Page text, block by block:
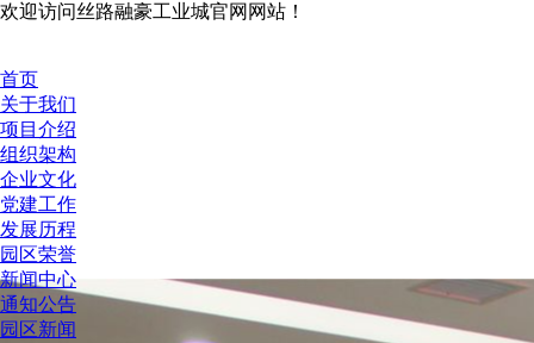
欢迎访问丝路融豪工业城官网网站！
首页
关于我们
项目介绍
组织架构
企业文化
党建工作
发展历程
园区荣誉
新闻中心
通知公告
园区新闻